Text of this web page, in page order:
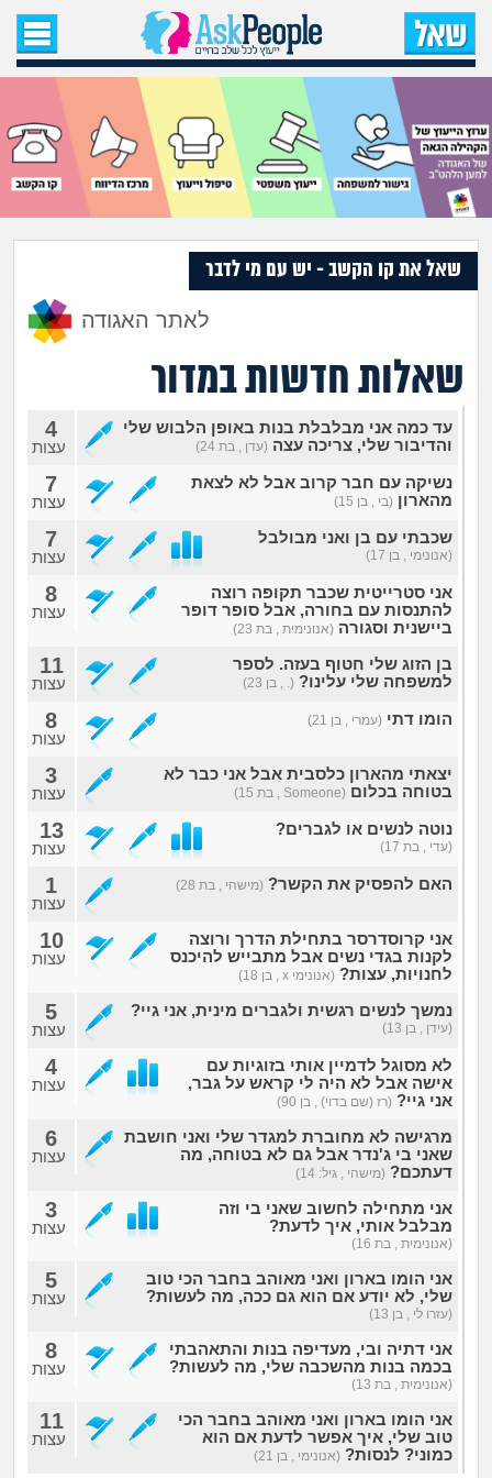
עמוד הבית
שאל שאלה
שאלות חדשות
שאלות שעוררו עניין
עצות חדשות
מה קורה כאן?
מתחם הטיפים
מדורים
זוגיות
היריון ולידה
הורות ומשפחה
מתבגרים
מהבקו"ם... ועד מתי?!
לימודים וסטודנטים
עבודה וקריירה
חברים ואנשים
בית, שכנים ושותפים
מה שעובר עליי
שומרים על הגוף
בין הסדינים
חיות מחמד
יוקר המחיה
חיפוש שאלות
הרשמה | התחברות
שאל את קו הקשב - יש עם מי לדבר
לאתר האגודה
שאלות חדשות במדור
עד כמה אני מבלבלת בנות באופן הלבוש שלי
והדיבור שלי, צריכה עצה (עדן , בת 24)
4
עצות
נשיקה עם חבר קרוב אבל לא לצאת
מהארון (בי , בן 15)
7
עצות
שכבתי עם בן ואני מבולבל
(אנונימי , בן 17)
7
עצות
אני סטרייטית שכבר תקופה רוצה
להתנסות עם בחורה, אבל סופר דופר
ביישנית וסגורה (אנונימית , בת 23)
8
עצות
בן הזוג שלי חטוף בעזה. לספר
למשפחה שלי עלינו? (. , בן 23)
11
עצות
הומו דתי (עמרי , בן 21) 8
עצות
יצאתי מהארון כלסבית אבל אני כבר לא
בטוחה בכלום (Someone , בת 15)
3
עצות
נוטה לנשים או לגברים?
(עדי , בת 17)
13
עצות
האם להפסיק את הקשר? (מישהי , בת 28) 1
עצות
אני קרוסדרסר בתחילת הדרך ורוצה
לקנות בגדי נשים אבל מתבייש להיכנס
לחנויות, עצות? (אנונימי x , בן 18)
10
עצות
נמשך לנשים רגשית ולגברים מינית, אני גיי?
(עידן , בן 13)
5
עצות
לא מסוגל לדמיין אותי בזוגיות עם
אישה אבל לא היה לי קראש על גבר,
אני גיי? (רז (שם בדוי) , בן 90)
4
עצות
מרגישה לא מחוברת למגדר שלי ואני חושבת
שאני בי ג'נדר אבל גם לא בטוחה, מה
דעתכם? (מישהי , גיל: 14)
6
עצות
אני מתחילה לחשוב שאני בי וזה
מבלבל אותי, איך לדעת?
(אנונימית , בת 16)
3
עצות
אני הומו בארון ואני מאוהב בחבר הכי טוב
שלי, לא יודע אם הוא גם ככה, מה לעשות?
(עזרו לי , בן 13)
5
עצות
אני דתיה ובי, מעדיפה בנות והתאהבתי
בכמה בנות מהשכבה שלי, מה לעשות?
(אנונימית , בת 13)
8
עצות
אני הומו בארון ואני מאוהב בחבר הכי
טוב שלי, איך אפשר לדעת אם הוא
כמוני? לנסות? (אנונימי , בן 21)
11
עצות